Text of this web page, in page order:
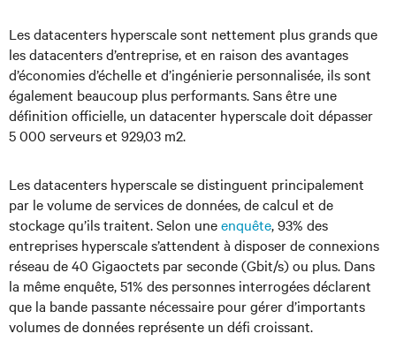
Les datacenters hyperscale sont nettement plus grands que
les datacenters d’entreprise, et en raison des avantages
d’économies d’échelle et d’ingénierie personnalisée, ils sont
également beaucoup plus performants. Sans être une
définition officielle, un datacenter hyperscale doit dépasser
5 000 serveurs et 929,03 m2.
Les datacenters hyperscale se distinguent principalement
par le volume de services de données, de calcul et de
stockage qu’ils traitent. Selon uneenquête, 93% des
entreprises hyperscale s’attendent à disposer de connexions
réseau de 40 Gigaoctets par seconde (Gbit/s) ou plus. Dans
la même enquête, 51% des personnes interrogées déclarent
que la bande passante nécessaire pour gérer d’importants
volumes de données représente un défi croissant.